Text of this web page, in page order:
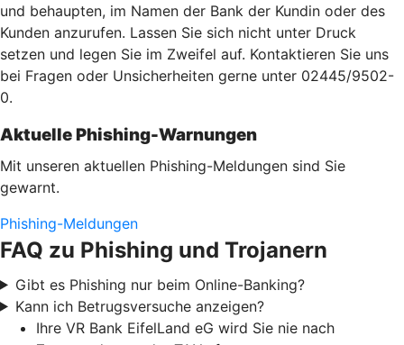
und behaupten, im Namen der Bank der Kundin oder des
Kunden anzurufen. Lassen Sie sich nicht unter Druck
setzen und legen Sie im Zweifel auf. Kontaktieren Sie uns
bei Fragen oder Unsicherheiten gerne unter 02445/9502-
0.
Aktuelle Phishing-Warnungen
Mit unseren aktuellen Phishing-Meldungen sind Sie
gewarnt.
Phishing-Meldungen
FAQ zu Phishing und Trojanern
Gibt es Phishing nur beim Online-Banking?
Kann ich Betrugsversuche anzeigen?
Ihre VR Bank EifelLand eG wird Sie nie nach